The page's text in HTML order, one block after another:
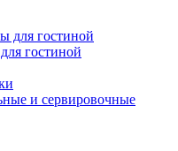
для гостиной
гостиной
и сервировочные